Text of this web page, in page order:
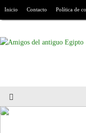
Inicio Contacto Política de